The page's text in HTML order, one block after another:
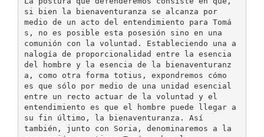
si bien la bienaventuranza se alcanza por
medio de un acto del entendimiento para Tomá
s, no es posible esta posesión sino en una
comunión con la voluntad. Estableciendo una a
nalogía de proporcionalidad entre la esencia
del hombre y la esencia de la bienaventuranz
a, como otra forma totius, expondremos cómo
es que sólo por medio de una unidad esencial
entre un recto actuar de la voluntad y el
entendimiento es que el hombre puede llegar a
su fin último, la bienaventuranza. Así
también, junto con Soria, denominaremos a la